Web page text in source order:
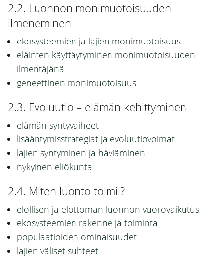
Luonnon monimuotoisuuden
ilmeneminen
ekosysteemien ja lajien monimuotoisuus
eläinten käyttäytyminen monimuotoisuuden
ilmentäjänä
geneettinen monimuotoisuus
Evoluutio – elämän kehittyminen
elämän syntyvaiheet
lisääntymisstrategiat ja evoluutiovoimat
lajien syntyminen ja häviäminen
nykyinen eliökunta
Miten luonto toimii?
elollisen ja elottoman luonnon vuorovaikutus
ekosysteemien rakenne ja toiminta
populaatioiden ominaisuudet
lajien väliset suhteet